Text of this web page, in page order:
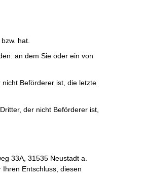
hat.
an dem Sie oder ein von
Beförderer ist, die letzte
der nicht Beförderer ist,
33A, 31535 Neustadt a.
Entschluss, diesen